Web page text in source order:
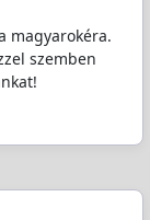
magyarokéra.
szemben